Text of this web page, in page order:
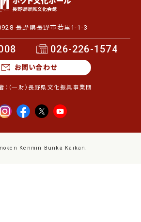
長野県長野市若里1-1-3
026-226-1574
お問い合わせ
： （一財）長野県文化振興事業団
Kenmin Bunka Kaikan.